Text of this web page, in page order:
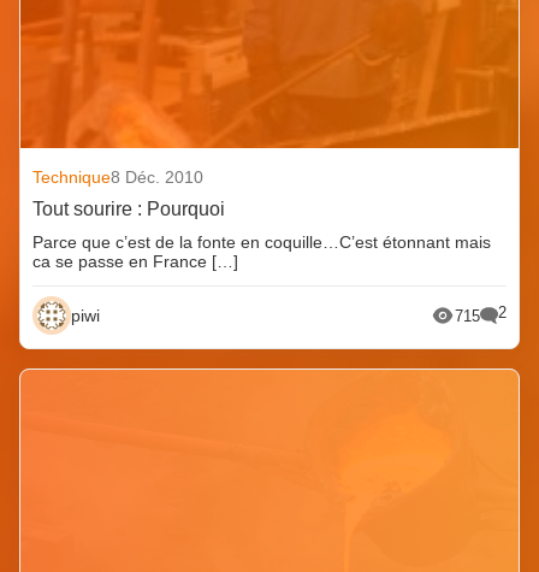
Technique8 Déc. 2010
Tout sourire : Pourquoi
Parce que c’est de la fonte en coquille…C’est étonnant mais
ca se passe en France […]
piwi 715 2